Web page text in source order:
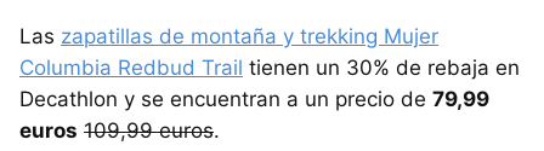
Las zapatillas de montaña y trekking Mujer
Columbia Redbud Trail tienen un 30% de rebaja en
Decathlon y se encuentran a un precio de 79,99
euros 109,99 euros.